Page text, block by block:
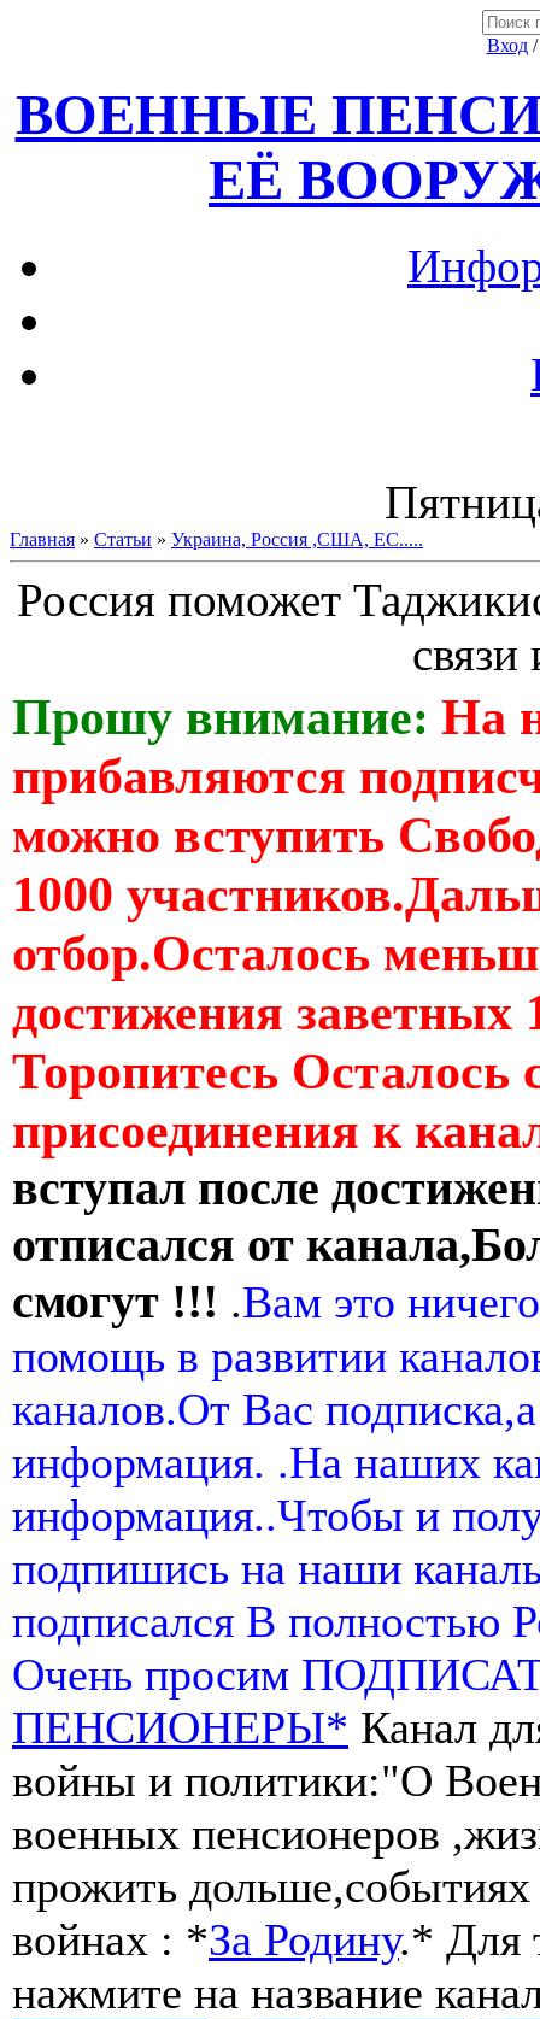
Вход
ВОЕННЫЕ
ЕЁ
Главная » Статьи » Украина, Россия ,США, ЕС.....
Россия поможет
связи
Прошу внимание: На
прибавляются
можно вступить
1000
отбор.Осталось
достижения заветных
Торопитесь Осталось
присоединения к
вступал после
отписался от
смогут !!! .Вам это
помощь в развитии
каналов.От Вас
информация. .На наших
информация..Чтобы и
подпишись на наши
подписался В полностью
Очень просим
ПЕНСИОНЕРЫ* Канал
войны и политики:"О
военных пенсионеров
прожить
войнах : *За Родину.* Для
нажмите на название